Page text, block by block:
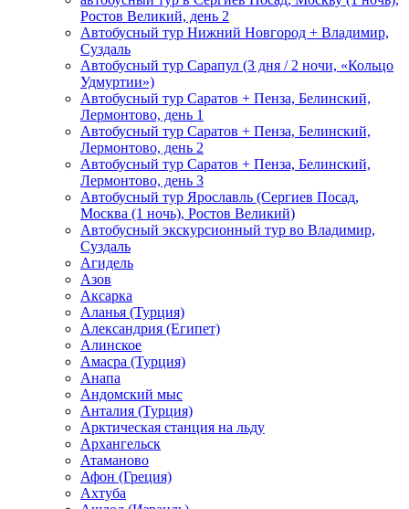
Ростов Великий, день 2
Автобусный тур Нижний Новгород + Владимир,
Суздаль
Автобусный тур Сарапул (3 дня / 2 ночи, «Кольцо
Удмуртии»)
Автобусный тур Саратов + Пенза, Белинский,
Лермонтово, день 1
Автобусный тур Саратов + Пенза, Белинский,
Лермонтово, день 2
Автобусный тур Саратов + Пенза, Белинский,
Лермонтово, день 3
Автобусный тур Ярославль (Сергиев Посад,
Москва (1 ночь), Ростов Великий)
Автобусный экскурсионный тур во Владимир,
Суздаль
Агидель
Азов
Аксарка
Аланья (Турция)
Александрия (Египет)
Алинское
Амасра (Турция)
Анапа
Андомский мыс
Анталия (Турция)
Арктическая станция на льду
Архангельск
Атаманово
Афон (Греция)
Ахтуба